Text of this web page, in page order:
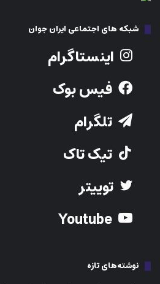
شبکه های اجتماعی ایران جوان
اینستاگرام
فیس بوک
تلگرام
تیک تاک
توییتر
نوشته‌های تازه